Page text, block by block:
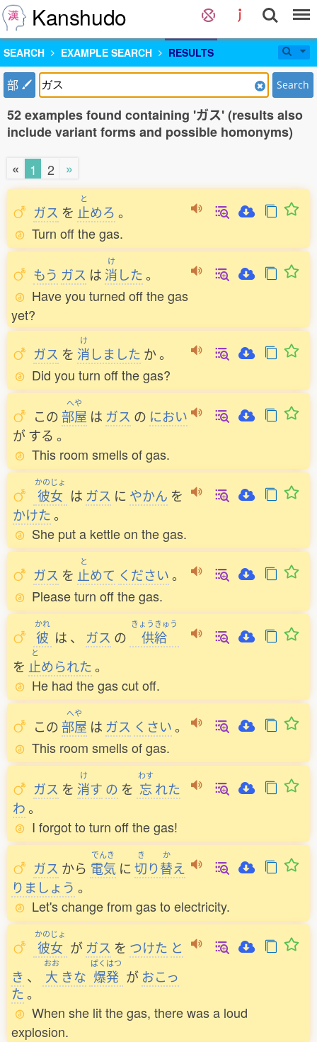
Kanshudo
SEARCH EXAMPLE SEARCH RESULTS
部 Search
52 examples found containing 'ガス' (results also
include variant forms and possible homonyms)
« 1 2 »
ガス を
と
止めろ 。
Turn off the gas.
もう ガス は
け
消した。
Have you turned off the gas
yet?
ガス を
け
消しました か。
Did you turn off the gas?
この
へや
部屋 は ガス の におい
がする 。
This room smells of gas.
かのじょ
彼女 は ガス に やかん を
かけた。
She put a kettle on the gas.
ガス を
と
止めて ください。
Please turn off the gas.
かれ
彼 は 、 ガス の
きょうきゅう
供給
を
と
止められた。
He had the gas cut off.
この
へや
部屋 は ガス くさい。
This room smells of gas.
ガス を
け
消す の を
わす
忘れた
わ。
I forgot to turn off the gas!
ガス から
でんき
電気 に
き
切り
か
替え
りましょう 。
Let's change from gas to electricity.
かのじょ
彼女 がガス を つけた と
き 、
おお
大 きな
ばくはつ
爆発 が おこっ
た。
When she lit the gas, there was a loud
explosion.